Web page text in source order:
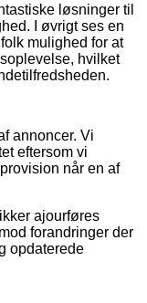
løsninger til
I øvrigt ses en
mulighed for at
hvilket
annoncer. Vi
eftersom vi
når en af
ajourføres
forandringer der
opdaterede